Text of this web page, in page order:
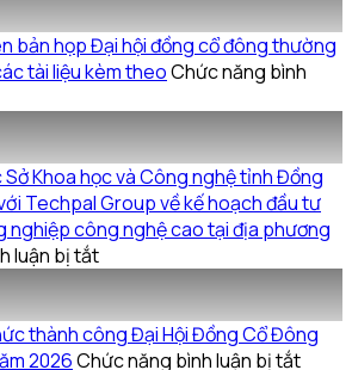
Group
đồng
hành
Chiến
dịch
Mùa
hè
xanh
–
Trao
yêu
thương
bản họp Đại hội đồng cổ đông thường
tài liệu kèm theoChức năng bình
Khoa học và Công nghệ tỉnh Đồng
Techpal Group về kế hoạch đầu tư
nghiệp công nghệ cao tại địa phương
luận bị tắtở
Đoàn
công
tác
Sở
thành công Đại Hội Đồng Cổ Đông
2026Chức năng bình luận bị tắtở